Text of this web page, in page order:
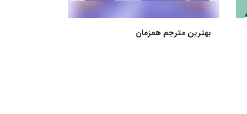
بهترین مترجم همزمان